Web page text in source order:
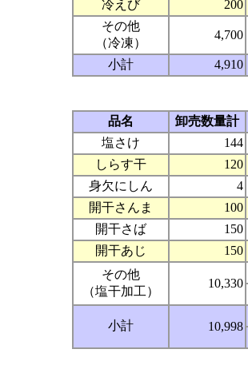
冷えび
200
その他
（冷凍）
4,700
小計 4,910
品名 卸売数量計
塩さけ
144
しらす干
120
身欠にしん
4
開干さんま
100
開干さば
150
開干あじ
150
その他
（塩干加工）
10,330
小計 10,998